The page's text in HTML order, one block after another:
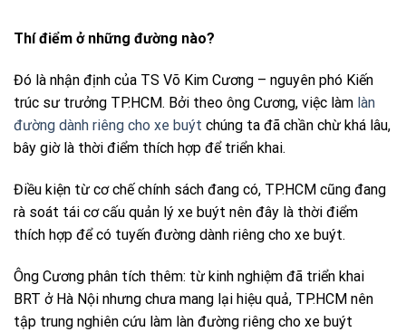
Thí điểm ở những đường nào?
Đó là nhận định của TS Võ Kim Cương – nguyên phó Kiến
trúc sư trưởng TP.HCM. Bởi theo ông Cương, việc làm làn
đường dành riêng cho xe buýt chúng ta đã chần chừ khá lâu,
bây giờ là thời điểm thích hợp để triển khai.
Điều kiện từ cơ chế chính sách đang có, TP.HCM cũng đang
rà soát tái cơ cấu quản lý xe buýt nên đây là thời điểm
thích hợp để có tuyến đường dành riêng cho xe buýt.
Ông Cương phân tích thêm: từ kinh nghiệm đã triển khai
BRT ở Hà Nội nhưng chưa mang lại hiệu quả, TP.HCM nên
tập trung nghiên cứu làm làn đường riêng cho xe buýt